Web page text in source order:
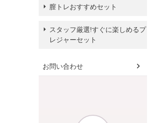
膣トレおすすめセット
スタッフ厳選!すぐに楽しめるプ
レジャーセット
お問い合わせ